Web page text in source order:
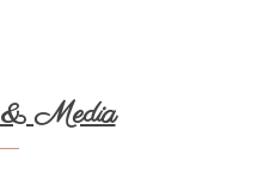
Media